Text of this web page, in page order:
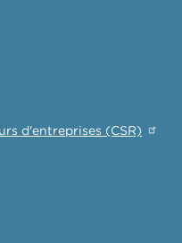
d'entreprises (CSR)